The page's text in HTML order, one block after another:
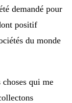
demandé pour
positif
du monde
choses qui me